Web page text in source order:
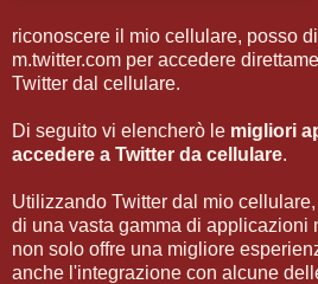
riconoscere il mio cellulare, posso
m.twitter.com per accedere
Twitter dal cellulare.
Di seguito vi elencherò le migliori
accedere a Twitter da cellulare.
Utilizzando Twitter dal mio
di una vasta gamma di applicazioni
non solo offre una migliore
anche l'integrazione con alcune